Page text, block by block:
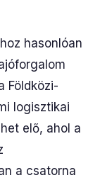
hasonlóan
Földközi-
logisztikai
elő, ahol a
a csatorna